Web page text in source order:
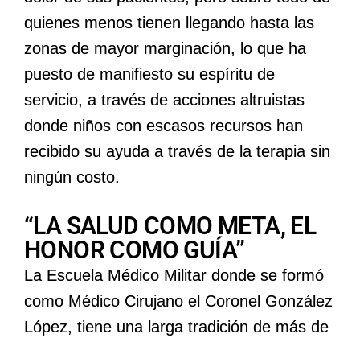
quienes menos tienen llegando hasta las
zonas de mayor marginación, lo que ha
puesto de manifiesto su espíritu de
servicio, a través de acciones altruistas
donde niños con escasos recursos han
recibido su ayuda a través de la terapia sin
ningún costo.
“LA SALUD COMO META, EL
HONOR COMO GUÍA”
La Escuela Médico Militar donde se formó
como Médico Cirujano el Coronel González
López, tiene una larga tradición de más de